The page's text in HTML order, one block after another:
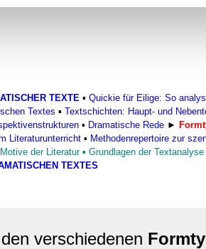
TEXTE ▪ Quickie für Eilige: So
Textes ▪ Textschichten: Haupt- und
▪ Dramatische Rede ►
Literaturunterricht ▪ Methodenrepertoire zur
Motive der Literatur▪ Grundlagen der Textanalyse
TEXTES
verschiedenen